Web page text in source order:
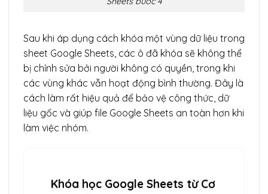
Sau khi áp dụng cách khóa một vùng dữ liệu trong
sheet Google Sheets, các ô đã khóa sẽ không thể
bị chỉnh sửa bởi người không có quyền, trong khi
các vùng khác vẫn hoạt động bình thường. Đây là
cách làm rất hiệu quả để bảo vệ công thức, dữ
liệu gốc và giúp file Google Sheets an toàn hơn khi
làm việc nhóm.
Khóa học Google Sheets từ Cơ